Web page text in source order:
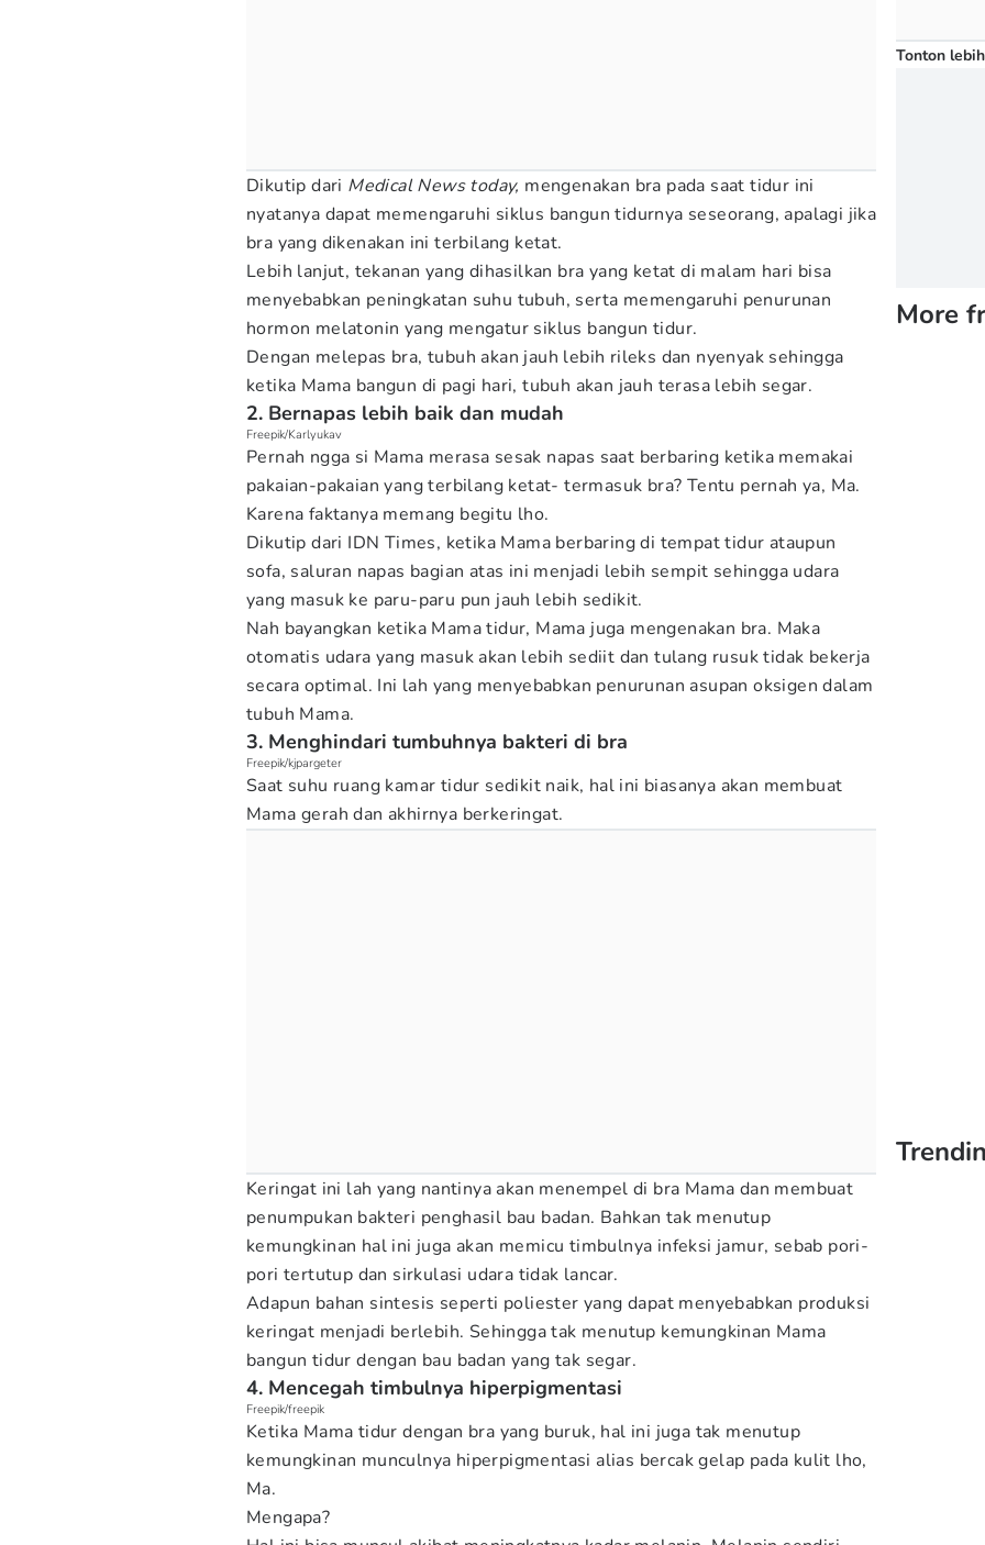
Dikutip dari Medical News today, mengenakan bra pada saat tidur ini
nyatanya dapat memengaruhi siklus bangun tidurnya seseorang, apalagi jika
bra yang dikenakan ini terbilang ketat.
Lebih lanjut, tekanan yang dihasilkan bra yang ketat di malam hari bisa
menyebabkan peningkatan suhu tubuh, serta memengaruhi penurunan
hormon melatonin yang mengatur siklus bangun tidur.
Dengan melepas bra, tubuh akan jauh lebih rileks dan nyenyak sehingga
ketika Mama bangun di pagi hari, tubuh akan jauh terasa lebih segar.
2. Bernapas lebih baik dan mudah
Freepik/Karlyukav
Pernah ngga si Mama merasa sesak napas saat berbaring ketika memakai
pakaian-pakaian yang terbilang ketat- termasuk bra? Tentu pernah ya, Ma.
Karena faktanya memang begitu lho.
Dikutip dari IDN Times, ketika Mama berbaring di tempat tidur ataupun
sofa, saluran napas bagian atas ini menjadi lebih sempit sehingga udara
yang masuk ke paru-paru pun jauh lebih sedikit.
Nah bayangkan ketika Mama tidur, Mama juga mengenakan bra. Maka
otomatis udara yang masuk akan lebih sediit dan tulang rusuk tidak bekerja
secara optimal. Ini lah yang menyebabkan penurunan asupan oksigen dalam
tubuh Mama.
3. Menghindari tumbuhnya bakteri di bra
Freepik/kjpargeter
Saat suhu ruang kamar tidur sedikit naik, hal ini biasanya akan membuat
Mama gerah dan akhirnya berkeringat.
Keringat ini lah yang nantinya akan menempel di bra Mama dan membuat
penumpukan bakteri penghasil bau badan. Bahkan tak menutup
kemungkinan hal ini juga akan memicu timbulnya infeksi jamur, sebab pori-
pori tertutup dan sirkulasi udara tidak lancar.
Adapun bahan sintesis seperti poliester yang dapat menyebabkan produksi
keringat menjadi berlebih. Sehingga tak menutup kemungkinan Mama
bangun tidur dengan bau badan yang tak segar.
4. Mencegah timbulnya hiperpigmentasi
Freepik/freepik
Ketika Mama tidur dengan bra yang buruk, hal ini juga tak menutup
kemungkinan munculnya hiperpigmentasi alias bercak gelap pada kulit lho,
Ma.
Mengapa?
Tonton
More